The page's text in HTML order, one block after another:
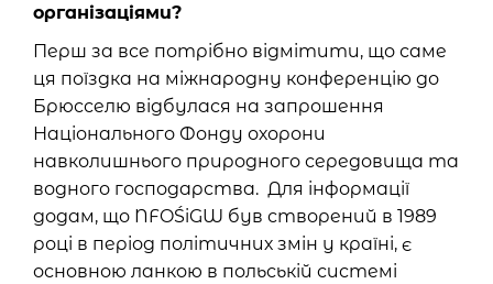
організаціями?
Перш за все потрібно відмітити, що саме
ця поїздка на міжнародну конференцію до
Брюсселю відбулася на запрошення
Національного Фонду охорони
навколишнього природного середовища та
водного господарства. Для інформації
додам, що NFOŚiGW був створений в 1989
році в період політичних змін у країні, є
основною ланкою в польській системі